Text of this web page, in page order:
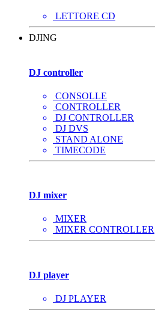
LETTORE CD
DJING
DJ controller
CONSOLLE
CONTROLLER
DJ CONTROLLER
DJ DVS
STAND ALONE
TIMECODE
DJ mixer
MIXER
MIXER CONTROLLER
DJ player
DJ PLAYER